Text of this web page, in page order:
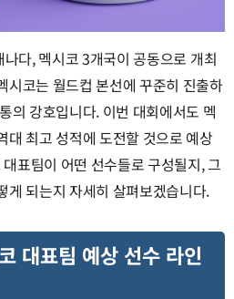
다, 멕시코 3개국이 공동으로 개최
시코는 월드컵 본선에 꾸준히 진출하
의 강호입니다. 이번 대회에서도 멕
대 최고 성적에 도전할 것으로 예상
표팀이 어떤 선수들로 구성될지, 그
게 되는지 자세히 살펴보겠습니다.
대표팀 예상 선수 라인